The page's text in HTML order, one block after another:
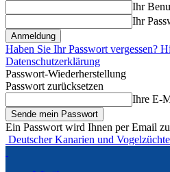
Ihr
Ihr
Haben Sie Ihr Passwort vergessen?
Datenschutzerklärung
Passwort-Wiederherstellung
Passwort zurücksetzen
Ihre E-
Ein Passwort wird Ihnen per Email
Deutscher Kanarien und